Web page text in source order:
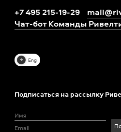
+7 495 215-19-29
Чат-бот Команды
Eng
Подписаться на рассылку